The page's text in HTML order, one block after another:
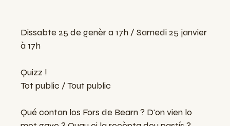
Dissabte 25 de genèr a 17h / Samedi 25 janvier
à 17h
Quizz !
Tot public / Tout public
Qué contan los Fors de Bearn ? D'on vien lo